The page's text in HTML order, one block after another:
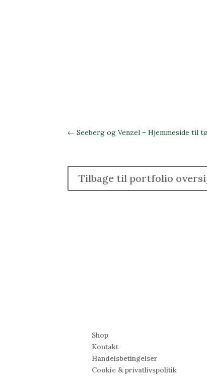
←Seeberg og Venzel – Hjemmeside til
Tilbage til portfolio
Shop
Kontakt
Handelsbetingelser
Cookie &privatlivspolitik